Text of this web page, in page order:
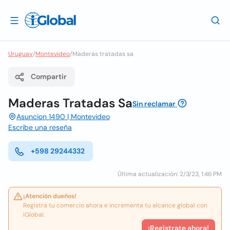
Uruguay/Montevideo/Maderas tratadas sa
Compartir
Maderas Tratadas SaSin reclamar
Asuncion 1490 | Montevideo
Escribe una reseña
+598 29244332
Última actualización: 2/3/23, 1:46 PM
¡Atención dueños!
Registra tu comercio ahora e incrementa tu alcance global con
iGlobal.
¡Registrate ahora!